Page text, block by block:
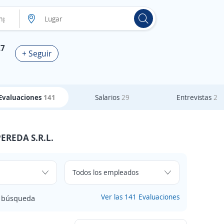
+ Seguir
141 Salarios 29 Entrevistas 2
S.R.L.
Ver las 141 Evaluaciones